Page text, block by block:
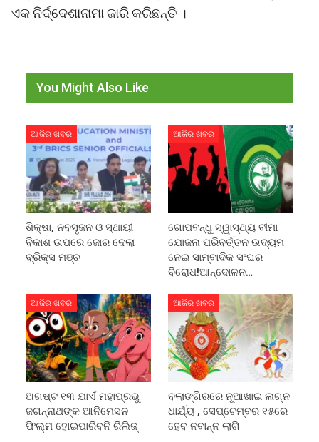
ଏକ ନିର୍ଦ୍ଦେଶାନାମା ଜାରି କରିଛନ୍ତି ।
You Might Also Like
ଆଜିର ଖବର
ଶିକ୍ଷା, ନବସୃଜନ ଓ ସ୍ଥାୟୀ
ବିକାଶ ଉପରେ ଜୋର ଦେଲା
ବ୍ରିକ୍ସ ମଞ୍ଚ
ଆଜିର ଖବର
ଗୋପବନ୍ଧୁ ସ୍ୱାସ୍ଥ୍ୟ ବୀମା
ଯୋଜନା ପରିବର୍ତ୍ତନ ଉଦ୍ୟମ
ନେଇ ସାମ୍ବାଦିକ ସଂଘର
ବିରୋଧ!ଆନ୍ଦୋଳନ…
ଆଜିର ଖବର
ଅଗଷ୍ଟ ୧୩ ଯାଏଁ ମହାପ୍ରଭୁ
ଜଗନ୍ନାଥଙ୍କ ଆନିମେସନ
ଫିଲ୍ମ ହୋଇପାରିବନି ରିଲିଜ୍
ଆଜିର ଖବର
ବଲାଙ୍ଗିରରେ ନୂଆଖାଇ ଲଗ୍ନ
ଧାର୍ଯ୍ୟ , ସେପ୍ଟେମ୍ବର ୧୫ରେ
ହେବ ନବାନ୍ନ ଲାଗି